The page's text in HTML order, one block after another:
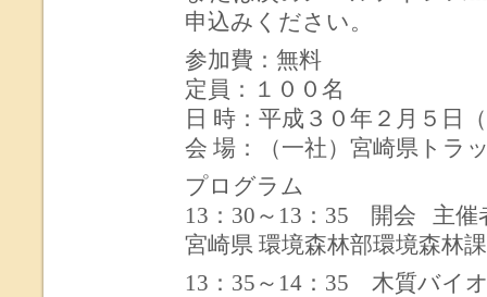
申込みください。
参加費：無料
定員：１００名
日 時：平成３０年２月５日
会 場：（一社）宮崎県トラ
プログラム
13：30～13：35 開会 主催
宮崎県 環境森林部環境森林課
13：35～14：35 木質バイ